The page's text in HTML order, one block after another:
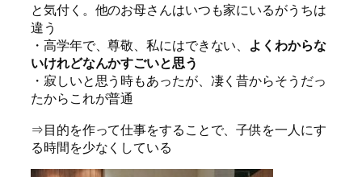
と気付く。他のお母さんはいつも家にいるがうちは
違う
・高学年で、尊敬、私にはできない、 よくわからな
いけれどなんかすごいと思う
・寂しいと思う時もあったが、凄く昔からそうだっ
たからこれが普通
⇒目的を作って仕事をすることで、子供を一人にす
る時間を少なくしている